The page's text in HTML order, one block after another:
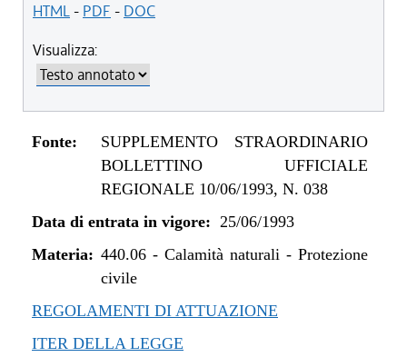
HTML- PDF - DOC
Visualizza:
Fonte:
SUPPLEMENTO STRAORDINARIO
BOLLETTINO UFFICIALE
REGIONALE 10/06/1993, N. 038
Data di entrata in vigore: 25/06/1993
Materia: 440.06- Calamità naturali - Protezione
civile
REGOLAMENTI DI ATTUAZIONE
ITER DELLA LEGGE